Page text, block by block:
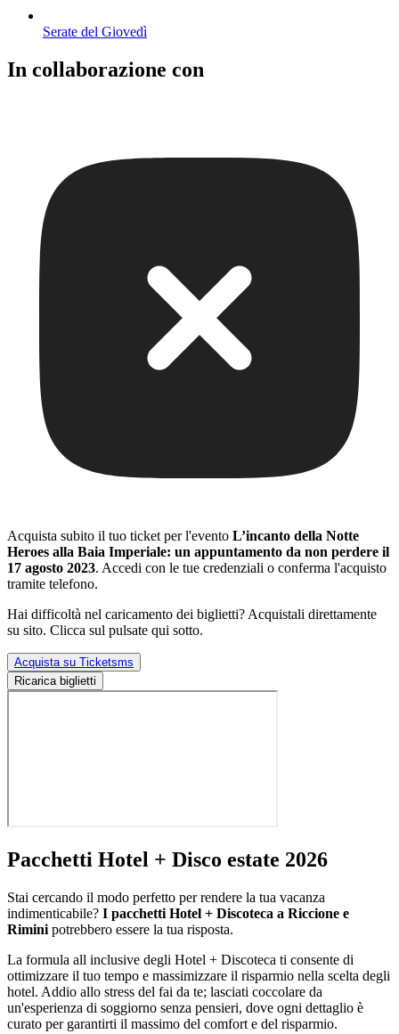
Serate del Giovedì
In collaborazione con
Acquista subito il tuo ticket per l'evento L’incanto della Notte
Heroes alla Baia Imperiale: un appuntamento da non perdere il
17 agosto 2023. Accedi con le tue credenziali o conferma l'acquisto
tramite telefono.
Hai difficoltà nel caricamento dei biglietti? Acquistali direttamente
su sito. Clicca sul pulsate qui sotto.
Acquista su Ticketsms
Ricarica biglietti
Pacchetti Hotel + Disco estate 2026
Stai cercando il modo perfetto per rendere la tua vacanza
indimenticabile? I pacchetti Hotel + Discoteca a Riccione e
Rimini potrebbero essere la tua risposta.
La formula all inclusive degli Hotel + Discoteca ti consente di
ottimizzare il tuo tempo e massimizzare il risparmio nella scelta degli
hotel. Addio allo stress del fai da te; lasciati coccolare da
un'esperienza di soggiorno senza pensieri, dove ogni dettaglio è
curato per garantirti il massimo del comfort e del risparmio.